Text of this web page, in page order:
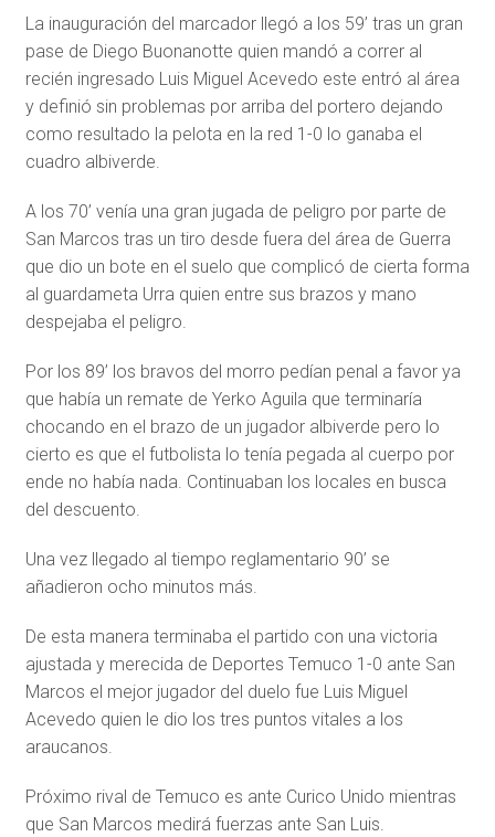
La inauguración del marcador llegó a los 59’ tras un gran
pase de Diego Buonanotte quien mandó a correr al
recién ingresado Luis Miguel Acevedo este entró al área
y definió sin problemas por arriba del portero dejando
como resultado la pelota en la red 1-0 lo ganaba el
cuadro albiverde.
A los 70’ venía una gran jugada de peligro por parte de
San Marcos tras un tiro desde fuera del área de Guerra
que dio un bote en el suelo que complicó de cierta forma
al guardameta Urra quien entre sus brazos y mano
despejaba el peligro.
Por los 89’ los bravos del morro pedían penal a favor ya
que había un remate de Yerko Aguila que terminaría
chocando en el brazo de un jugador albiverde pero lo
cierto es que el futbolista lo tenía pegada al cuerpo por
ende no había nada. Continuaban los locales en busca
del descuento.
Una vez llegado al tiempo reglamentario 90’ se
añadieron ocho minutos más.
De esta manera terminaba el partido con una victoria
ajustada y merecida de Deportes Temuco 1-0 ante San
Marcos el mejor jugador del duelo fue Luis Miguel
Acevedo quien le dio los tres puntos vitales a los
araucanos.
Próximo rival de Temuco es ante Curico Unido mientras
que San Marcos medirá fuerzas ante San Luis.